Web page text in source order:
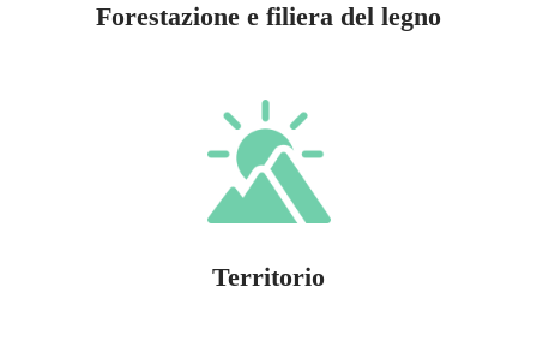
Forestazione e filiera del legno
Territorio